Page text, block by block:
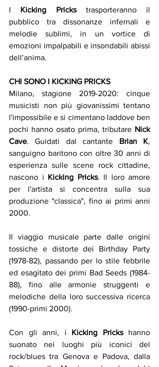
I Kicking Pricks trasporteranno il
pubblico tra dissonanze infernali e
melodie sublimi, in un vortice di
emozioni impalpabili e insondabili abissi
dell’anima.
CHI SONO I KICKING PRICKS
Milano, stagione 2019-2020: cinque
musicisti non più giovanissimi tentano
l'impossibile e si cimentano laddove ben
pochi hanno osato prima, tributare Nick
Cave. Guidati dal cantante Brian K,
sanguigno baritono con oltre 30 anni di
esperienza sulle scene rock cittadine,
nascono i Kicking Pricks. Il loro amore
per l'artista si concentra sulla sua
produzione "classica", fino ai primi anni
2000.
Il viaggio musicale parte dalle origini
tossiche e distorte dei Birthday Party
(1978-82), passando per lo stile febbrile
ed esagitato dei primi Bad Seeds (1984-
88), fino alle armonie struggenti e
melodiche della loro successiva ricerca
(1990-primi 2000).
Con gli anni, i Kicking Pricks hanno
suonato nei luoghi più iconici del
rock/blues tra Genova e Padova, dalla